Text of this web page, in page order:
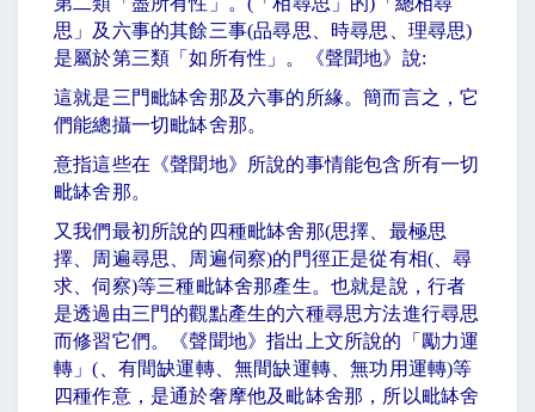
思」及六事的其餘三事(品尋思、時尋思、理尋思)
是屬於第三類「如所有性」。《聲聞地》說:
這就是三門毗缽舍那及六事的所緣。簡而言之，它
們能總攝一切毗缽舍那。
意指這些在《聲聞地》所說的事情能包含所有一切
毗缽舍那。
又我們最初所說的四種毗缽舍那(思擇、最極思
擇、周遍尋思、周遍伺察)的門徑正是從有相( 、尋
求、伺察)等三種毗缽舍那產生。也就是說，行者
是透過由三門的觀點產生的六種尋思方法進行尋思
而修習它們。《聲聞地》指出上文所說的「勵力運
轉」( 、有間缺運轉、無間缺運轉、無功用運轉)等
四種作意，是通於奢摩他及毗缽舍那，所以毗缽舍